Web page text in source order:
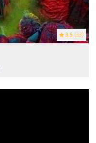
3.5 (33)